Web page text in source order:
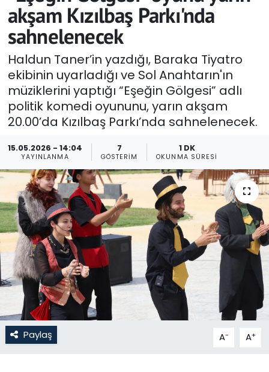
akşam Kızılbaş Parkı'nda
sahnelenecek
Haldun Taner’in yazdığı, Baraka Tiyatro
ekibinin uyarladığı ve Sol Anahtarın'ın
müziklerini yaptığı “Eşeğin Gölgesi” adlı
politik komedi oyununu, yarın akşam
20.00’da Kızılbaş Parkı’nda sahnelenecek.
15.05.2026 - 14:04
YAYINLANMA
7
GÖSTERIM
1 DK
OKUNMA SÜRESI
Paylaş A- A+
Ekonomi
Foto Galeri
GEZİ
Güncel
Gündem
KKTC
KKTC YEREL SEÇİM 2018
Kültür Sanat
Magazin
Moda
Nöbetçi Eczaneler
Otomobil Dünyası
Son Dakika Haberleri
Haber Arşivi